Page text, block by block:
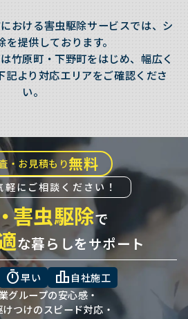
おける害虫駆除サービスでは、シ
を提供しております。
竹原町・下野町をはじめ、幅広く
記より対応エリアをご確認くださ
い。
・お見積もり無料
軽にご相談ください！
害虫駆除で
な暮らしをサポート
timer早い leaderboard 自社施工
グループの安心感・
つけのスピード対応・